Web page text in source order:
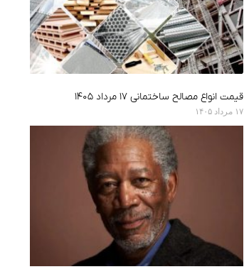
قیمت انواع مصالح ساختمانی ۱۷ مرداد ۱۴۰۵
۱۷ مرداد ۱۴۰۵